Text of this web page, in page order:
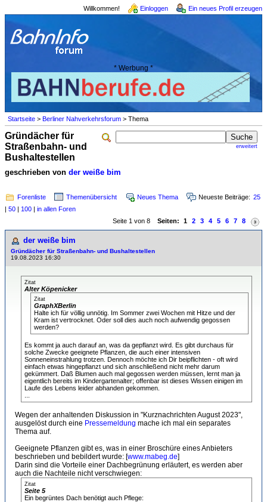
Willkommen! Einloggen Ein neues Profil erzeugen
* Werbung *
Startseite > Berliner Nahverkehrsforum > Thema
erweitert
Gründächer für
Straßenbahn- und
Bushaltestellen
geschrieben von der weiße bim
Forenliste Themenübersicht Neues Thema Neueste Beiträge: 25
| 50 | 100 | in allen Foren
Seite 1 von 8 Seiten: 1 2 3 4 5 6 7 8
der weiße bim
Gründächer für Straßenbahn- und Bushaltestellen
19.08.2023 16:30
Zitat
Alter Köpenicker
Zitat
GraphXBerlin
Halte ich für völlig unnötig. Im Sommer zwei Wochen mit Hitze und der
Kram ist vertrocknet. Oder soll dies auch noch aufwendig gegossen
werden?
Es kommt ja auch darauf an, was da gepflanzt wird. Es gibt durchaus für
solche Zwecke geeignete Pflanzen, die auch einer intensiven
Sonneneinstrahlung trotzen. Dennoch möchte ich Dir beipflichten - oft wird
einfach etwas hingepflanzt und sich anschließend nicht mehr darum
gekümmert. Daß Blumen auch mal gegossen werden müssen, lernt man ja
eigentlich bereits im Kindergartenalter; offenbar ist dieses Wissen einigen im
Laufe des Lebens leider abhanden gekommen.
Wegen der anhaltenden Diskussion in "Kurznachrichten August 2023",
ausgelöst durch eine Pressemeldung mache ich mal ein separates
Thema auf.
Geeignete Pflanzen gibt es, was in einer Broschüre eines Anbieters
beschrieben und bebildert wurde: [www.mabeg.de]
Darin sind die Vorteile einer Dachbegrünung erläutert, es werden aber
auch die Nachteile nicht verschwiegen:
Zitat
Seite 5
Ein begrüntes Dach benötigt auch Pflege: